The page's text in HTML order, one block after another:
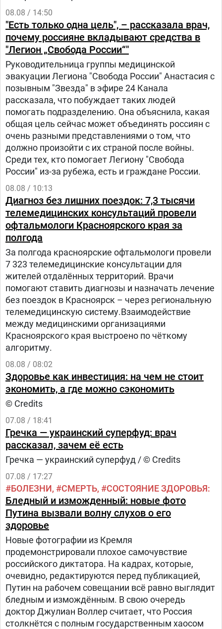
08.08 / 14:50
"Есть только одна цель", – рассказала врач,
почему россияне вкладывают средства в
"Легион „Свобода России“"
Руководительница группы медицинской
эвакуации Легиона "Свобода России" Анастасия с
позывным "Звезда" в эфире 24 Канала
рассказала, что побуждает таких людей
помогать подразделению. Она объяснила, какая
общая цель сейчас может объединять россиян с
очень разными представлениями о том, что
должно произойти с их страной после войны.
Среди тех, кто помогает Легиону "Свобода
России" из-за рубежа, есть и граждане России.
08.08 / 10:13
Диагноз без лишних поездок: 7,3 тысячи
телемедицинских консультаций провели
офтальмологи Красноярского края за
полгода
За полгода красноярские офтальмологи провели
7 323 телемедицинские консультации для
жителей отдалённых территорий. Врачи
помогают ставить диагнозы и назначать лечение
без поездок в Красноярск – через региональную
телемедицинскую систему.Взаимодействие
между медицинскими организациями
Красноярского края выстроено по чёткому
алгоритму.
08.08 / 08:02
Здоровье как инвестиция: на чем не стоит
экономить, а где можно сэкономить
© Credits
07.08 / 18:41
Гречка — украинский суперфуд: врач
рассказал, зачем её есть
Гречка — украинский суперфуд / © Credits
07.08 / 17:27
БОЛЕЗНИ СМЕРТЬ СОСТОЯНИЕ ЗДОРОВЬЯ
Бледный и изможденный: новые фото
Путина вызвали волну слухов о его
здоровье
Новые фотографии из Кремля
продемонстрировали плохое самочувствие
российского диктатора. На кадрах, которые,
очевидно, редактируются перед публикацией,
Путин на рабочем совещании всё равно выглядит
бледным и измождённым. В свою очередь
доктор Джулиан Воллер считает, что Россия
столкнётся с полным государственным хаосом